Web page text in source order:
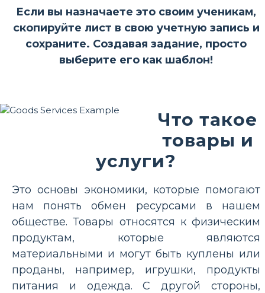
Если вы назначаете это своим ученикам,
скопируйте лист в свою учетную запись и
сохраните. Создавая задание, просто
выберите его как шаблон!
Что такое
товары и
услуги?
Это основы экономики, которые помогают
нам понять обмен ресурсами в нашем
обществе. Товары относятся к физическим
продуктам, которые являются
материальными и могут быть куплены или
проданы, например, игрушки, продукты
питания и одежда. С другой стороны,